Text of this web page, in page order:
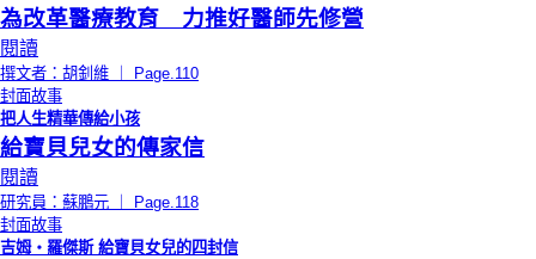
為改革醫療教育 力推好醫師先修營
閱讀
撰文者：胡釗維 ｜ Page.110
封面故事
把人生精華傳給小孩
給寶貝兒女的傳家信
閱讀
研究員：蘇鵬元 ｜ Page.118
封面故事
吉姆‧羅傑斯 給寶貝女兒的四封信